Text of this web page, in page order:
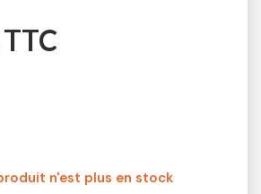
n'est plus en stock